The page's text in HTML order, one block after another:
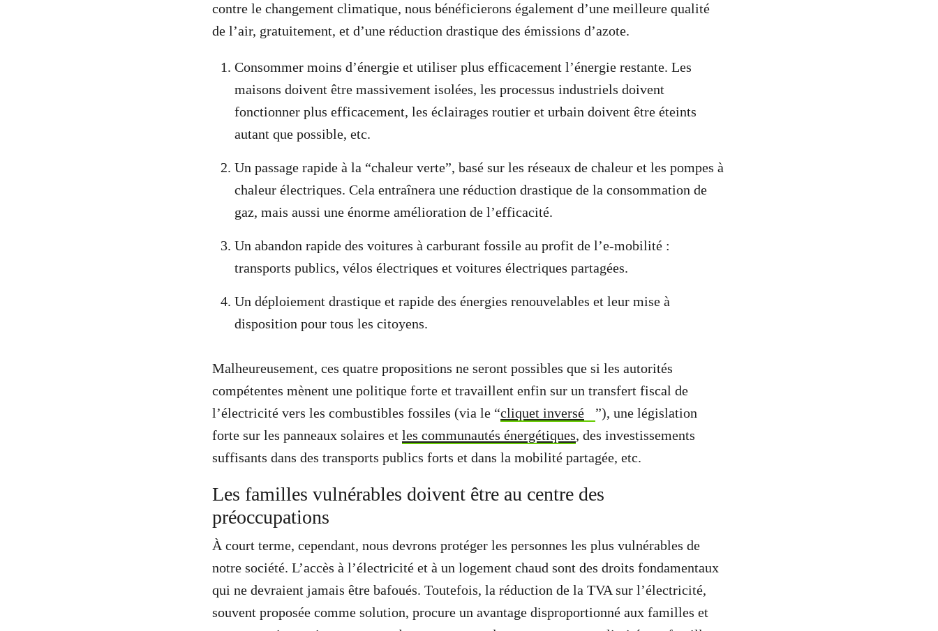
contre le changement climatique, nous bénéficierons également d’une meilleure qualité
de l’air, gratuitement, et d’une réduction drastique des émissions d’azote.
Consommer moins d’énergie et utiliser plus efficacement l’énergie restante. Les
maisons doivent être massivement isolées, les processus industriels doivent
fonctionner plus efficacement, les éclairages routier et urbain doivent être éteints
autant que possible, etc.
Un passage rapide à la “chaleur verte”, basé sur les réseaux de chaleur et les pompes à
chaleur électriques. Cela entraînera une réduction drastique de la consommation de
gaz, mais aussi une énorme amélioration de l’efficacité.
Un abandon rapide des voitures à carburant fossile au profit de l’e-mobilité :
transports publics, vélos électriques et voitures électriques partagées.
Un déploiement drastique et rapide des énergies renouvelables et leur mise à
disposition pour tous les citoyens.
Malheureusement, ces quatre propositions ne seront possibles que si les autorités
compétentes mènent une politique forte et travaillent enfin sur un transfert fiscal de
l’électricité vers les combustibles fossiles (via le “cliquet inversé
”), une législation
forte sur les panneaux solaires et les communautés énergétiques, des investissements
suffisants dans des transports publics forts et dans la mobilité partagée, etc.
Les familles vulnérables doivent être au centre des
préoccupations
À court terme, cependant, nous devrons protéger les personnes les plus vulnérables de
notre société. L’accès à l’électricité et à un logement chaud sont des droits fondamentaux
qui ne devraient jamais être bafoués. Toutefois, la réduction de la TVA sur l’électricité,
souvent proposée comme solution, procure un avantage disproportionné aux familles et